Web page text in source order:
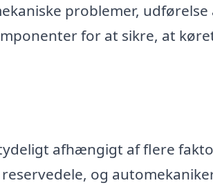
problemer, udførelse
for at sikre, at
afhængigt af flere
og